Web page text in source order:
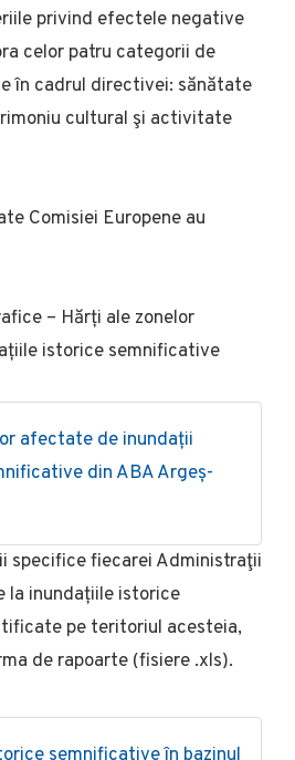
privind efectele negative
celor patru categorii de
în cadrul directivei: sănătate
cultural şi activitate
Comisiei Europene au
– Hărți ale zonelor
istorice semnificative
afectate de inundații
din ABA Argeș-
specifice fiecarei Administraţii
la inundațiile istorice
pe teritoriul acesteia,
de rapoarte (fisiere .xls).